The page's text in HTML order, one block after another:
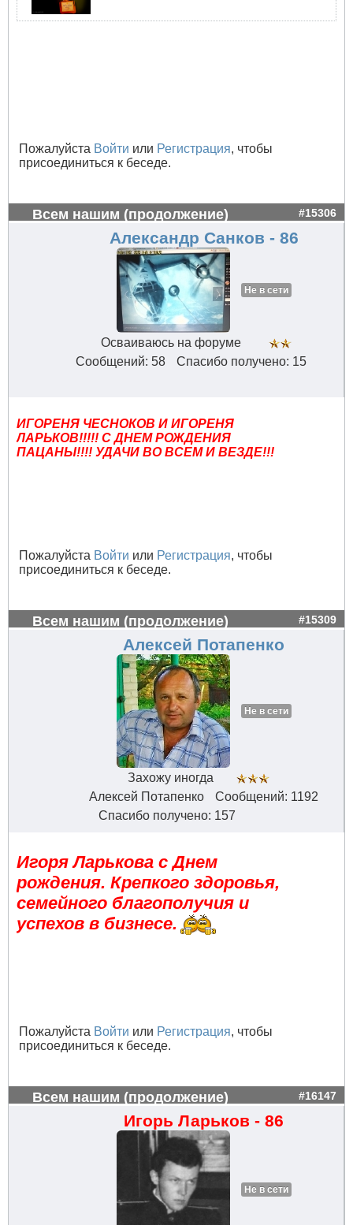
Пожалуйста Войти или Регистрация, чтобы
присоединиться к беседе.
Всем нашим (продолжение) #15306
Александр Санков - 86
Не в сети
Осваиваюсь на форуме
Сообщений: 58
Спасибо получено: 15
ИГОРЕНЯ ЧЕСНОКОВ И ИГОРЕНЯ
ЛАРЬКОВ!!!!! С ДНЕМ РОЖДЕНИЯ
ПАЦАНЫ!!!! УДАЧИ ВО ВСЕМ И ВЕЗДЕ!!!
Пожалуйста Войти или Регистрация, чтобы
присоединиться к беседе.
Всем нашим (продолжение) #15309
Алексей Потапенко
Не в сети
Захожу иногда
Алексей Потапенко
Сообщений: 1192
Спасибо получено: 157
Игоря Ларькова с Днем
рождения. Крепкого здоровья,
семейного благополучия и
успехов в бизнесе.
Пожалуйста Войти или Регистрация, чтобы
присоединиться к беседе.
Всем нашим (продолжение) #16147
Игорь Ларьков - 86
Не в сети